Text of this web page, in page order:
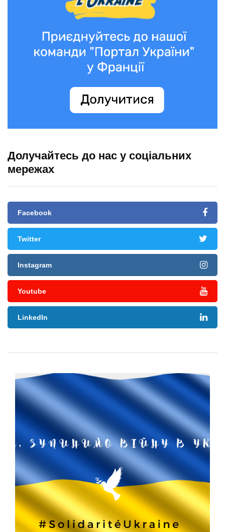
Долучайтесь до нас у соціальних
мережах
Facebook
Twitter
Instagram
Youtube
LinkedIn